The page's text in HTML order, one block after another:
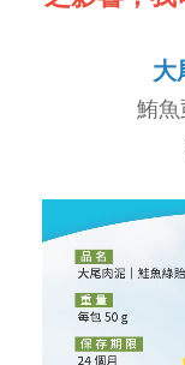
大
鮪魚